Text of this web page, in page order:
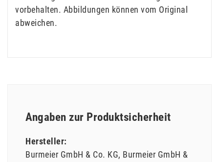
vorbehalten. Abbildungen können vom Original
abweichen.
Angaben zur Produktsicherheit
Hersteller:
Burmeier GmbH & Co. KG Burmeier GmbH &